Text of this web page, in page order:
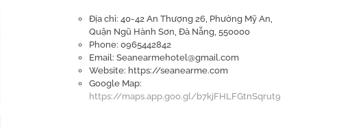
Địa chỉ: 40-42 An Thượng 26, Phường Mỹ An,
Quận Ngũ Hành Sơn, Đà Nẵng, 550000
Phone: 0965442842
Email: Seanearmehotel@gmail.com
Website: https://seanearme.com
Google Map:
https://maps.app.goo.gl/b7kjFHLFGtnSqrut9